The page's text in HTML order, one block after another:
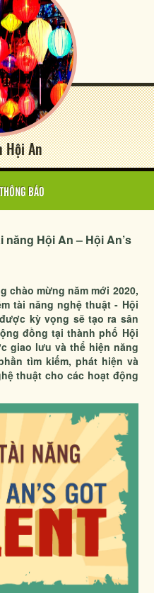
Hội An
THÔNG BÁO
Hội An – Hội An’s
chào mừng năm mới 2020,
tài năng nghệ thuật - Hội
kỳ vọng sẽ tạo ra sân
đồng tại thành phố Hội
giao lưu và thể hiện năng
tìm kiếm, phát hiện và
thuật cho các hoạt động